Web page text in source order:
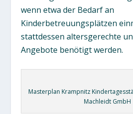
wenn etwa der Bedarf an
Kinderbetreuungsplätzen
stattdessen altersgerechte
Angebote benötigt werden.
Masterplan Krampnitz
Machleidt GmbH